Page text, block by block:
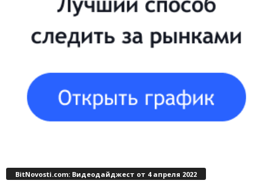
BitNovosti.com: Видеодайджест от 4 апреля 2022